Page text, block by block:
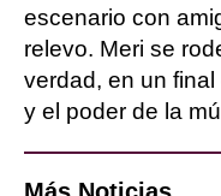
escenario con
relevo. Meri se
verdad, en un
y el poder de la
Más Noticias